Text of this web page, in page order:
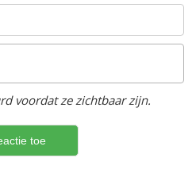
voordat ze zichtbaar zijn.